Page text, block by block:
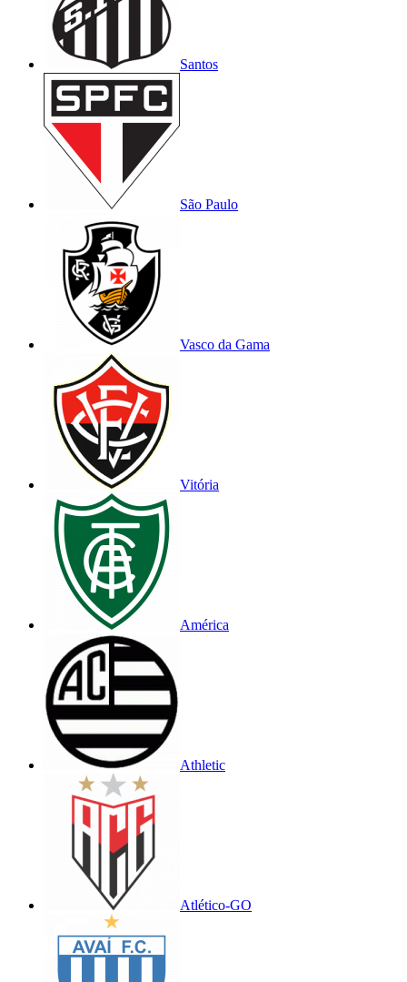
Santos
São Paulo
Vasco da Gama
Vitória
América
Athletic
Atlético-GO